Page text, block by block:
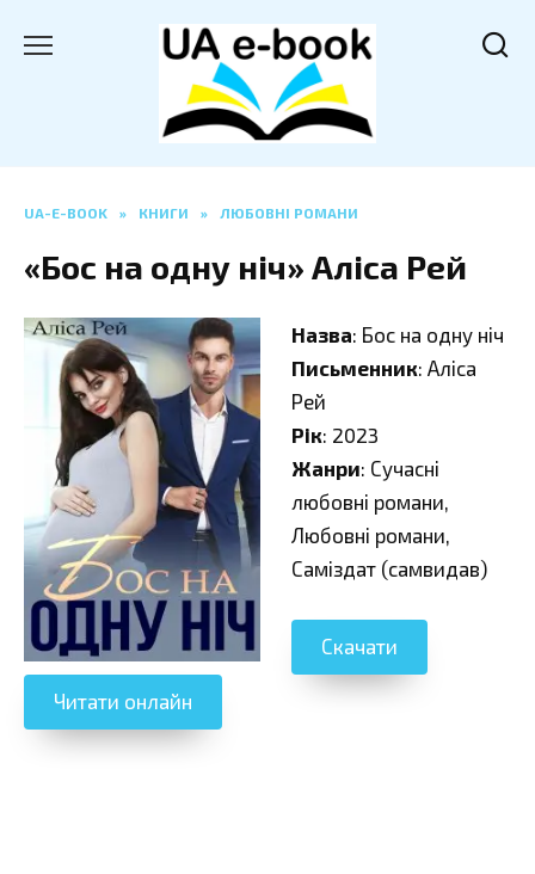
UA-E-BOOK » КНИГИ » ЛЮБОВНІ РОМАНИ
«Бос на одну ніч» Аліса Рей
Назва: Бос на одну ніч
Письменник: Аліса
Рей
Рік: 2023
Жанри: Сучасні
любовні романи,
Любовні романи,
Саміздат (самвидав)
Скачати
Читати онлайн